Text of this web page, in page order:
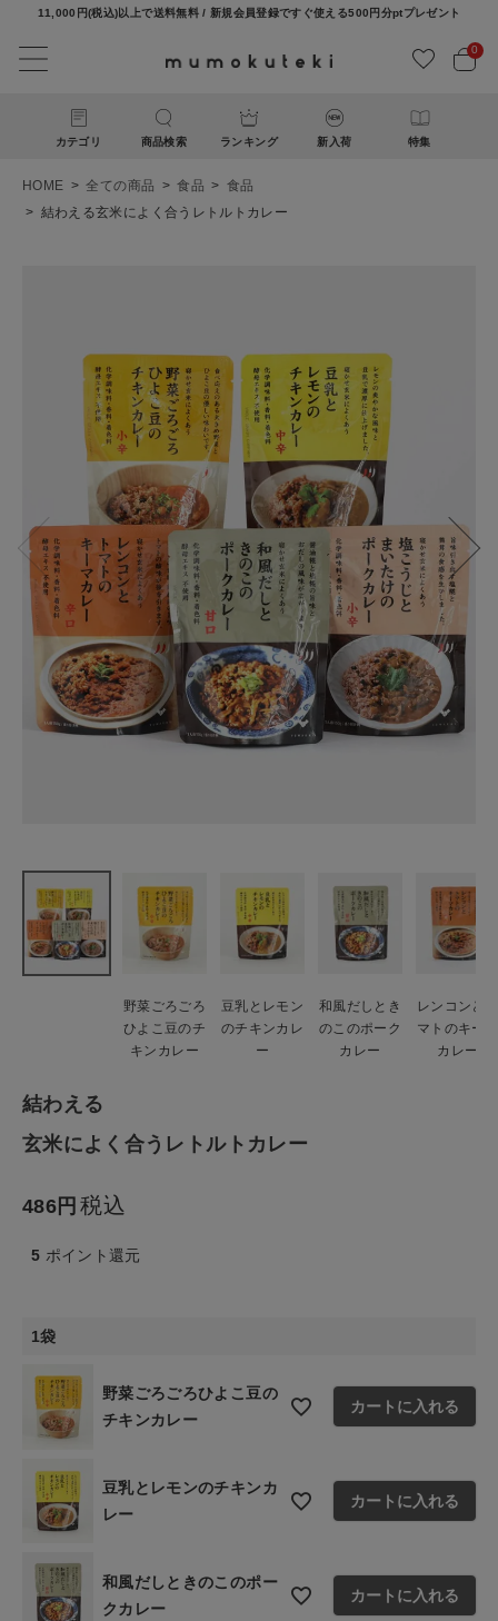
11,000円(税込)以上で送料無料 / 新規会員登録ですぐ使える500円分ptプレゼント
0
カテゴリ 商品検索 ランキング 新入荷 特集
ACCOUNT MENU
ようこそ ゲスト 様
ログイン 新規会員登録
結わえる
玄米によく
合うレトル
ナチュラル服
ファッション雑貨
ギフト
ブランド
全ての商品
ご利用ガイド
お問い合わせ
ショップリスト
HOME 全ての商品 食品
食品
結わえる玄米によく合うレトルトカレー
野菜ごろごろ
ひよこ豆のチ
キンカレー
豆乳とレモン
のチキンカレ
ー
和風だしとき
のこのポーク
カレー
レンコンと
マトのキー
カレー
結わえる
玄米によく合うレトルトカレー
486 税込
5 ポイント還元
1袋
野菜ごろごろひよこ豆の
チキンカレー
カートに入れる
豆乳とレモンのチキンカ
レー
カートに入れる
和風だしときのこのポー
クカレー
カートに入れる